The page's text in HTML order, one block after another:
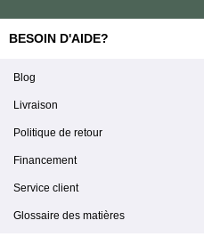
BESOIN D'AIDE?
Blog
Livraison
Politique de retour
Financement
Service client
Glossaire des matières